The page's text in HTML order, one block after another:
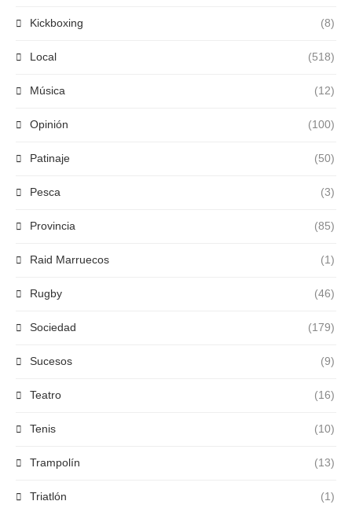
Kickboxing (8)
Local (518)
Música (12)
Opinión (100)
Patinaje (50)
Pesca (3)
Provincia (85)
Raid Marruecos (1)
Rugby (46)
Sociedad (179)
Sucesos (9)
Teatro (16)
Tenis (10)
Trampolín (13)
Triatlón (1)